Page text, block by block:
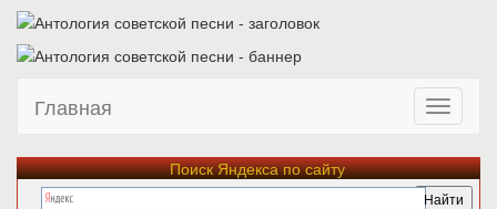
Главная
Поиск Яндекса по сайту